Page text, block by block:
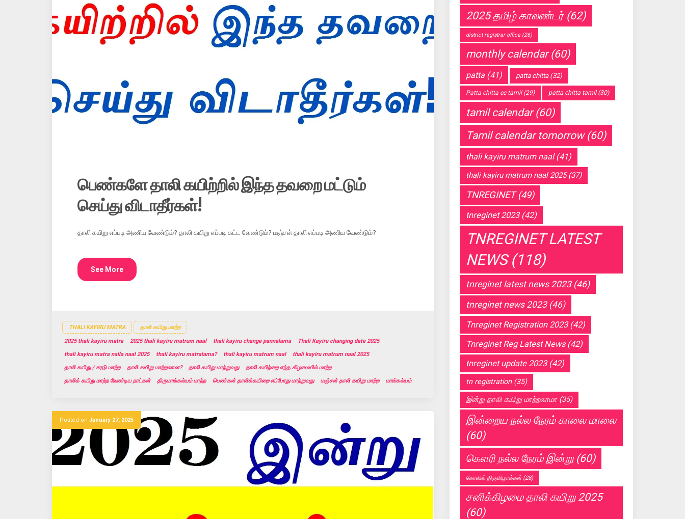
பெண்களே தாலி கயிற்றில் இந்த தவறை மட்டும்
செய்து விடாதீர்கள்!
தாலி கயிறு எப்படி அணிய வேண்டும்? தாலி கயிறு எப்படி கட்ட வேண்டும்? மஞ்சள் தாலி எப்படி அணிய வேண்டும்?
See More
THALI KAYIRU MATRA தாலி கயிறு மாற்ற
2025 thali kayiru matra 2025 thali kayiru matrum naal thali kayiru change pannalama
Thali Kayiru changing date 2025
thali kayiru matra nalla naal 2025
thali kayiru matralama? thali kayiru matrum naal
thali kayiru matrum naal 2025
தாலி கயிறு / சரடு மாற்ற
தாலி கயிறு மாற்றலாமா? தாலி கயிறு மாற்றுவது
தாலி கயிற்றை எந்த கிழமையில் மாற்ற
தாலிக் கயிறு மாற்ற வேண்டிய நாட்கள்
திருமாங்கல்யம் மாற்ற பெண்கள் தாலிக்கயிறை எப்போது மாற்றுவது மஞ்சள் தாலி கயிறு மாற்ற மாங்கல்யம்
Posted on January 27, 2025
2025 தமிழ் காலண்டர்(62)
district registrar office (26)
monthly calendar(60)
patta (41) patta chitta(32)
Patta chitta ec tamil(29) patta chitta tamil(30)
tamil calendar(60)
Tamil calendar tomorrow(60)
thali kayiru matrum naal(41)
thali kayiru matrum naal 2025(37)
TNREGINET(49)
tnreginet 2023(42)
TNREGINET LATEST
NEWS(118)
tnreginet latest news 2023(46)
tnreginet news 2023(46)
Tnreginet Registration 2023(42)
Tnreginet Reg Latest News(42)
tnreginet update 2023(42)
tn registration(35)
இன்று தாலி கயிறு மாற்றலாமா(35)
இன்றைய நல்ல நேரம் காலை மாலை
(60)
கெளரி நல்ல நேரம் இன்று(60)
கோவில் திருவிழாக்கள்(28)
சனிக்கிழமை தாலி கயிறு 2025
(60)